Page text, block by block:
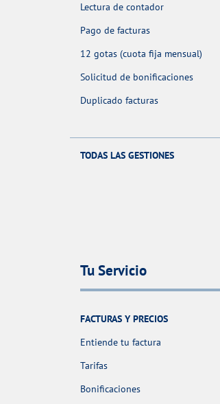
Lectura de contador
Pago de facturas
12 gotas (cuota fija mensual)
Solicitud de bonificaciones
Duplicado facturas
TODAS LAS GESTIONES
Tu Servicio
FACTURAS Y PRECIOS
Entiende tu factura
Tarifas
Bonificaciones